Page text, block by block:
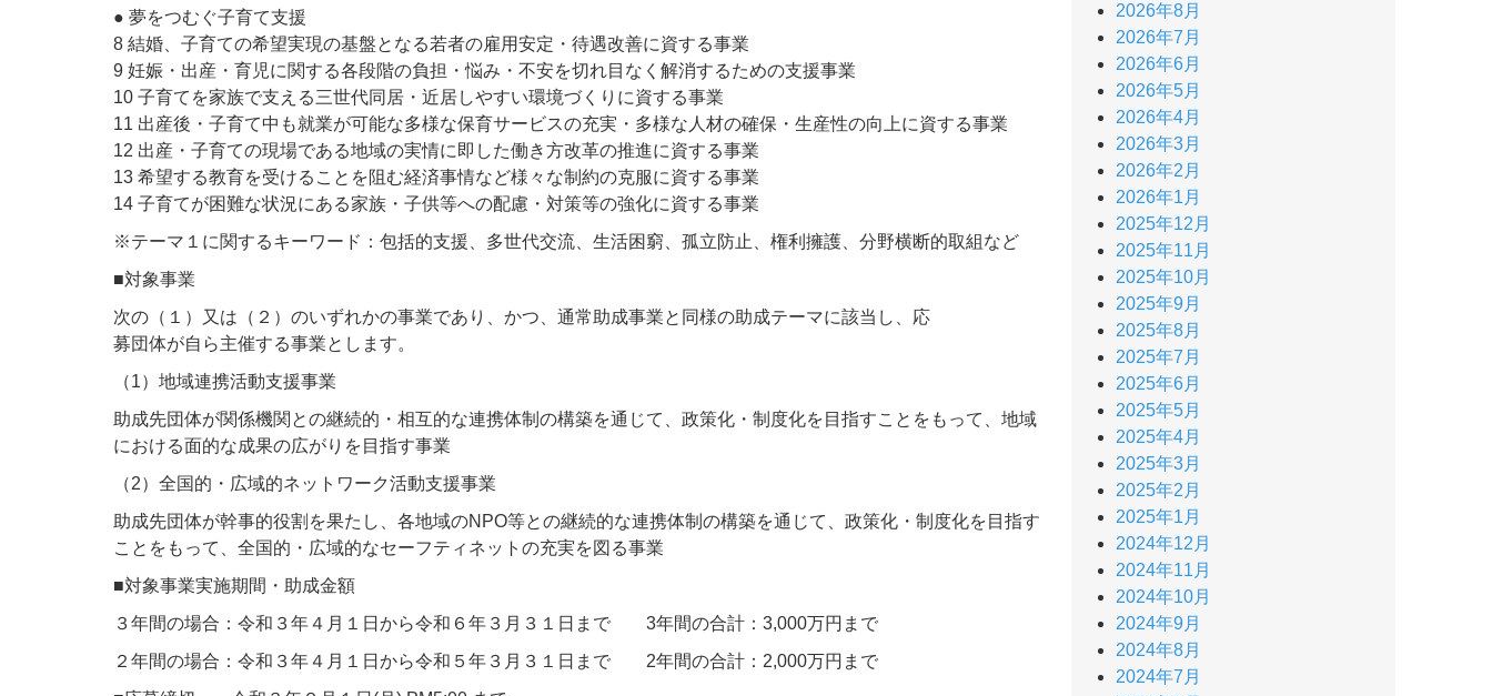
● 夢をつむぐ子育て支援
8 結婚、子育ての希望実現の基盤となる若者の雇用安定・待遇改善に資する事業
9 妊娠・出産・育児に関する各段階の負担・悩み・不安を切れ目なく解消するための支援事業
10 子育てを家族で支える三世代同居・近居しやすい環境づくりに資する事業
11 出産後・子育て中も就業が可能な多様な保育サービスの充実・多様な人材の確保・生産性の向上に資する事業
12 出産・子育ての現場である地域の実情に即した働き方改革の推進に資する事業
13 希望する教育を受けることを阻む経済事情など様々な制約の克服に資する事業
14 子育てが困難な状況にある家族・子供等への配慮・対策等の強化に資する事業
※テーマ１に関するキーワード：包括的支援、多世代交流、生活困窮、孤立防止、権利擁護、分野横断的取組など
■対象事業
次の（１）又は（２）のいずれかの事業であり、かつ、通常助成事業と同様の助成テーマに該当し、応
募団体が自ら主催する事業とします。
（1）地域連携活動支援事業
助成先団体が関係機関との継続的・相互的な連携体制の構築を通じて、政策化・制度化を目指すことをもって、地域
における面的な成果の広がりを目指す事業
（2）全国的・広域的ネットワーク活動支援事業
助成先団体が幹事的役割を果たし、各地域のNPO等との継続的な連携体制の構築を通じて、政策化・制度化を目指す
ことをもって、全国的・広域的なセーフティネットの充実を図る事業
■対象事業実施期間・助成金額
３年間の場合：令和３年４月１日から令和６年３月３１日まで 3年間の合計：3,000万円まで
２年間の場合：令和３年４月１日から令和５年３月３１日まで 2年間の合計：2,000万円まで
2026年8月
2026年7月
2026年6月
2026年5月
2026年4月
2026年3月
2026年2月
2026年1月
2025年12月
2025年11月
2025年10月
2025年9月
2025年8月
2025年7月
2025年6月
2025年5月
2025年4月
2025年3月
2025年2月
2025年1月
2024年12月
2024年11月
2024年10月
2024年9月
2024年8月
2024年7月